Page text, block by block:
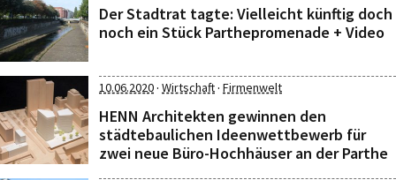
Der Stadtrat tagte: Vielleicht künftig doch
noch ein Stück Parthepromenade + Video
10.06.2020· Wirtschaft· Firmenwelt
HENN Architekten gewinnen den
städtebaulichen Ideenwettbewerb für
zwei neue Büro-Hochhäuser an der Parthe